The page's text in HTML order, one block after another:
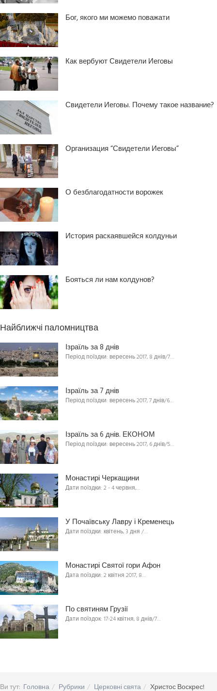
Бог, якого ми можемо поважати
Как вербуют Свидетели Иеговы
Свидетели Иеговы. Почему такое название?
Организация “Свидетели Иеговы”
О безблагодатности ворожек
История раскаявшейся колдуньи
Бояться ли нам колдунов?
Найближчі паломництва
Ізраїль за 8 днів
Період поїздки: вересень 2017, 8 днів/7…
Ізраїль за 7 днів
Період поїздки: вересень 2017, 7 днів/6…
Ізраїль за 6 днів. ЕКОНОМ
Період поїздки: вересень 2017, 6 днів/5…
Монастирі Черкащини
Дати поїздки: 2 - 4 червня,…
У Почаївську Лавру і Кременець
Дати поїздки: квітень, 3 дня /…
Монастирі Святої гори Афон
Дата поїздки: 2 квітня 2017, 8…
По святиням Грузії
Дати поїздок: 17-24 квітня, 8 днів/7…
Ви тут: Головна Рубрики Церковні свята Христос Воскрес!